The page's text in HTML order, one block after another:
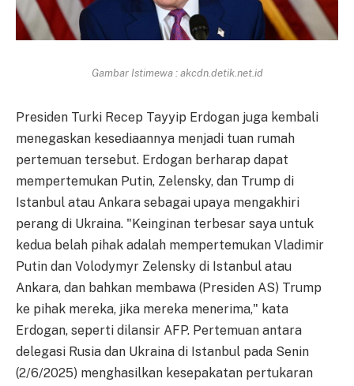
Gambar Istimewa : akcdn.detik.net.id
Presiden Turki Recep Tayyip Erdogan juga kembali
menegaskan kesediaannya menjadi tuan rumah
pertemuan tersebut. Erdogan berharap dapat
mempertemukan Putin, Zelensky, dan Trump di
Istanbul atau Ankara sebagai upaya mengakhiri
perang di Ukraina. "Keinginan terbesar saya untuk
kedua belah pihak adalah mempertemukan Vladimir
Putin dan Volodymyr Zelensky di Istanbul atau
Ankara, dan bahkan membawa (Presiden AS) Trump
ke pihak mereka, jika mereka menerima," kata
Erdogan, seperti dilansir AFP. Pertemuan antara
delegasi Rusia dan Ukraina di Istanbul pada Senin
(2/6/2025) menghasilkan kesepakatan pertukaran